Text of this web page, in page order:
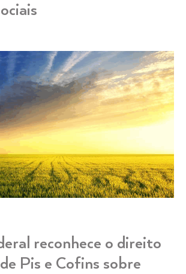
reconhece o direito
Pis e Cofins sobre